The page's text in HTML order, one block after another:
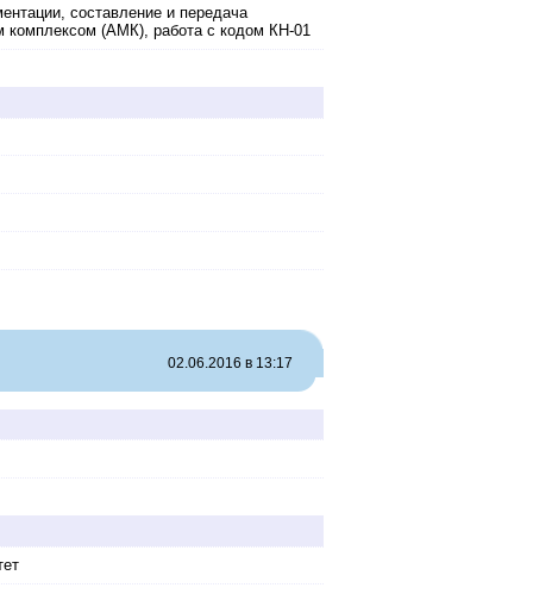
составление и передача
комплексом (АМК), работа с кодом КН-01
02.06.2016 в 13:17